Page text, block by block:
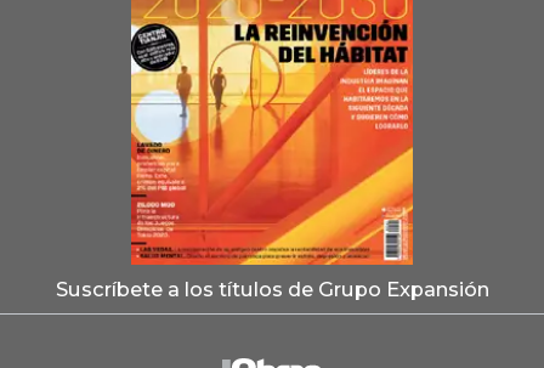
Suscríbete a los títulos de Grupo Expansión